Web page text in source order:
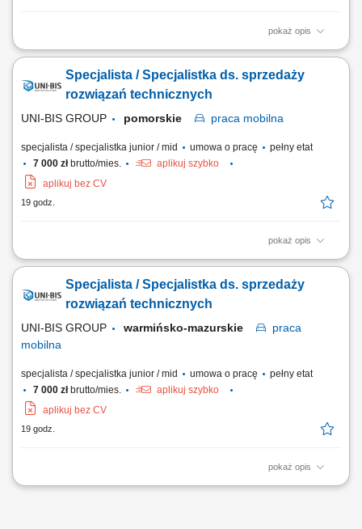
pokaż opis
Opis stanowiska: rozwijanie sprzedaży poprzez aktywne działania w
klientów oraz proponowanie dopasowanych rozwiązań, prowadzenie
prezentacji i negocjacji handlowych, utrzymywanie trwałych relacji i
Specjalista / Specjalistka ds. sprzedaży
rozwiązań technicznych
UNI-BIS GROUP pomorskie praca mobilna
specjalista / specjalistka junior / mid umowa o pracę
pełny etat
7 000 złbrutto/mies.
aplikuj szybko
aplikuj bez CV
19 godz.
pokaż opis
Opis stanowiska: rozwijanie sprzedaży poprzez aktywne działania w
klientów oraz proponowanie dopasowanych rozwiązań, prowadzenie
prezentacji i negocjacji handlowych, utrzymywanie trwałych relacji i
Specjalista / Specjalistka ds. sprzedaży
rozwiązań technicznych
UNI-BIS GROUP warmińsko-mazurskie
praca
mobilna
specjalista / specjalistka junior / mid umowa o pracę
pełny etat
7 000 złbrutto/mies.
aplikuj szybko
aplikuj bez CV
19 godz.
pokaż opis
Opis stanowiska: rozwijanie sprzedaży poprzez aktywne działania w